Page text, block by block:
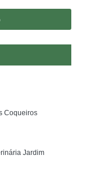
Coqueiros
Jardim